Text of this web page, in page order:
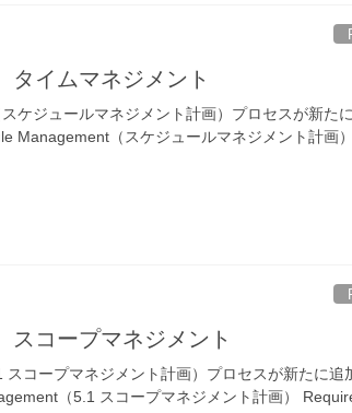
イムマネジメント
ケジュールマネジメント計画）プロセスが新た
Management（スケジュールマネジメント計画
コープマネジメント
コープマネジメント計画）プロセスが新たに追
（5.1 スコープマネジメント計画）